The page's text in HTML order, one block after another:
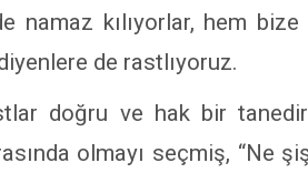
namaz kılıyorlar, hem
de rastlıyoruz.
doğru ve hak bir
olmayı seçmiş, “Ne